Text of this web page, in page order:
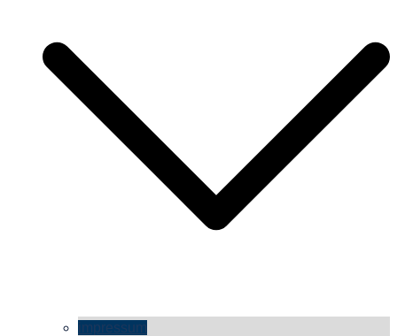
impressum